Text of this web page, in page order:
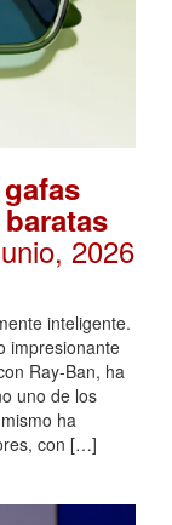
2026
inteligente.
impresionante
Ray-Ban, ha
uno de los
ha
con […]